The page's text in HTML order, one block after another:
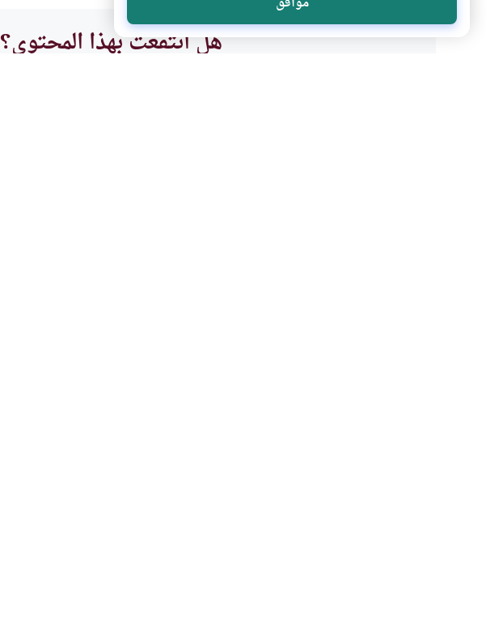
هل انتفعت بهذا المحتوى؟